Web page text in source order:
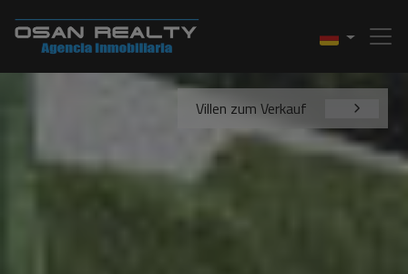
Villen zum Verkauf